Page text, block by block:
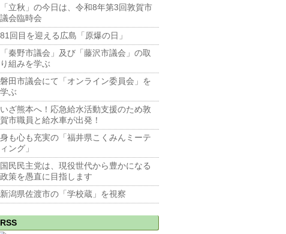
「立秋」の今日は、令和8年第3回敦賀市
議会臨時会
81回目を迎える広島「原爆の日」
「秦野市議会」及び「藤沢市議会」の取
り組みを学ぶ
磐田市議会にて「オンライン委員会」を
学ぶ
いざ熊本へ！応急給水活動支援のため敦
賀市職員と給水車が出発！
身も心も充実の「福井県こくみんミーテ
ィング」
国民民主党は、現役世代から豊かになる
政策を愚直に目指します
新潟県佐渡市の「学校蔵」を視察
RSS